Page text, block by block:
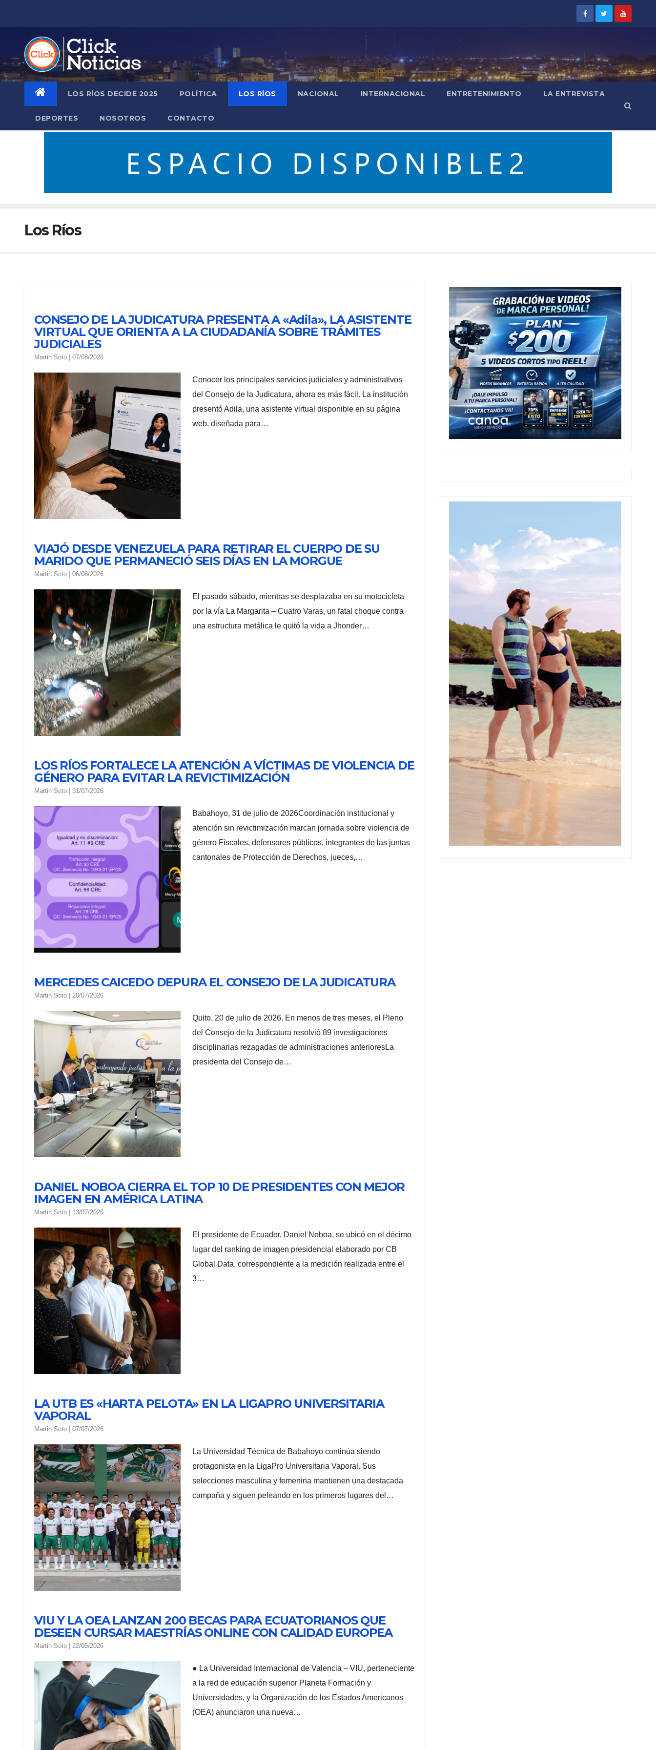
LOS RÍOS DECIDE 2025 POLÍTICA LOS RÍOS NACIONAL INTERNACIONAL ENTRETENIMIENTO LA ENTREVISTA
DEPORTES NOSOTROS CONTACTO
Los Ríos
CONSEJO DE LA JUDICATURA PRESENTA A «Adila», LA ASISTENTE
VIRTUAL QUE ORIENTA A LA CIUDADANÍA SOBRE TRÁMITES
JUDICIALES
Martin Soto 07/08/2026
Conocer los principales servicios judiciales y administrativos
del Consejo de la Judicatura, ahora es más fácil. La institución
presentó Adila, una asistente virtual disponible en su página
web, diseñada para…
VIAJÓ DESDE VENEZUELA PARA RETIRAR EL CUERPO DE SU
MARIDO QUE PERMANECIÓ SEIS DÍAS EN LA MORGUE
Martin Soto 06/08/2026
El pasado sábado, mientras se desplazaba en su motocicleta
por la vía La Margarita – Cuatro Varas, un fatal choque contra
una estructura metálica le quitó la vida a Jhonder…
LOS RÍOS FORTALECE LA ATENCIÓN A VÍCTIMAS DE VIOLENCIA DE
GÉNERO PARA EVITAR LA REVICTIMIZACIÓN
Martin Soto 31/07/2026
Babahoyo, 31 de julio de 2026Coordinación institucional y
atención sin revictimización marcan jornada sobre violencia de
género Fiscales, defensores públicos, integrantes de las juntas
cantonales de Protección de Derechos, jueces,…
MERCEDES CAICEDO DEPURA EL CONSEJO DE LA JUDICATURA
Martin Soto 20/07/2026
Quito, 20 de julio de 2026. En menos de tres meses, el Pleno
del Consejo de la Judicatura resolvió 89 investigaciones
disciplinarias rezagadas de administraciones anterioresLa
presidenta del Consejo de…
DANIEL NOBOA CIERRA EL TOP 10 DE PRESIDENTES CON MEJOR
IMAGEN EN AMÉRICA LATINA
Martin Soto 13/07/2026
El presidente de Ecuador, Daniel Noboa, se ubicó en el décimo
lugar del ranking de imagen presidencial elaborado por CB
Global Data, correspondiente a la medición realizada entre el
3…
LA UTB ES «HARTA PELOTA» EN LA LIGAPRO UNIVERSITARIA
VAPORAL
Martin Soto 07/07/2026
La Universidad Técnica de Babahoyo continúa siendo
protagonista en la LigaPro Universitaria Vaporal. Sus
selecciones masculina y femenina mantienen una destacada
campaña y siguen peleando en los primeros lugares del…
VIU Y LA OEA LANZAN 200 BECAS PARA ECUATORIANOS QUE
DESEEN CURSAR MAESTRÍAS ONLINE CON CALIDAD EUROPEA
Martin Soto 22/05/2026
● La Universidad Internacional de Valencia – VIU, perteneciente
a la red de educación superior Planeta Formación y
Universidades, y la Organización de los Estados Americanos
(OEA) anunciaron una nueva…